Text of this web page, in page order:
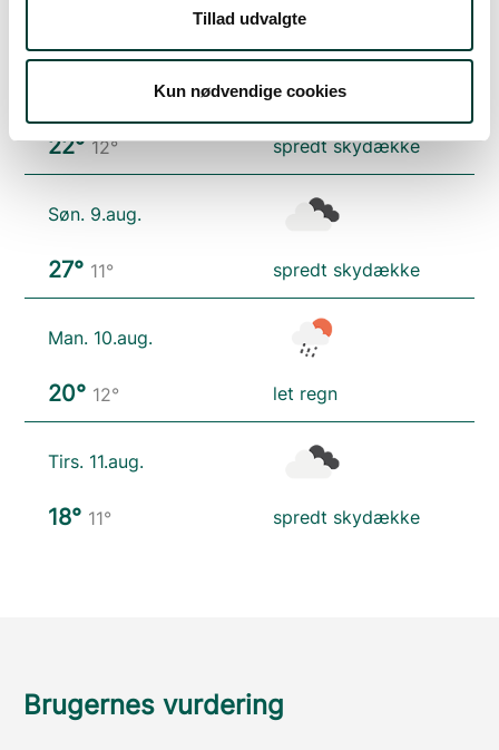
Tillad udvalgte
Kun nødvendige cookies
skydække
22°12° spredt skydække
Søn. 9.aug.
27° 11° spredt skydække
Man. 10.aug.
20° 12° let regn
Tirs. 11.aug.
18° 11° spredt skydække
Brugernes vurdering